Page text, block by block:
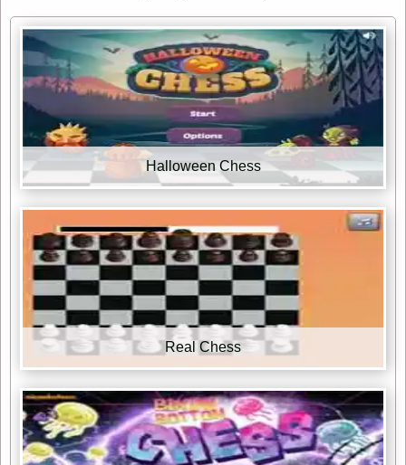
Halloween Chess
Real Chess